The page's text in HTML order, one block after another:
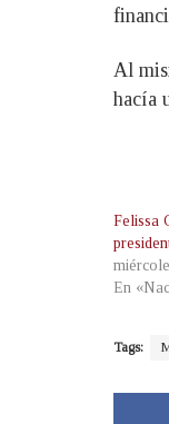
Al
hacía
Felissa
En
Tags: